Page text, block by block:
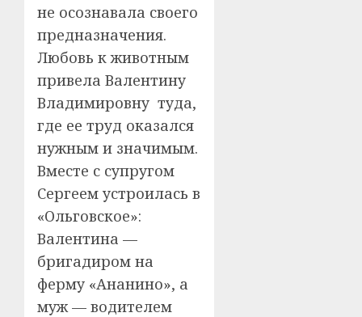
не осознавала своего
предназначения.
Любовь к животным
привела Валентину
Владимировну туда,
где ее труд оказался
нужным и значимым.
Вместе с супругом
Сергеем устроилась в
«Ольговское»:
Валентина —
бригадиром на
ферму «Ананино», а
муж — водителем